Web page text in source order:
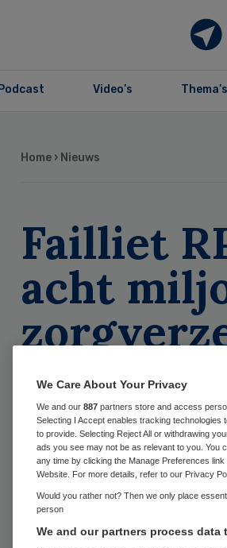
Podcast Video’s Thema’s
Home › Nieuws
Failliet
acht
Skipr Redactie 24
We Care About Your Privacy
We and our 887 partners store and access
Selecting I Accept enables tracking
to provide. Selecting Reject All or withdrawing
ads you see may not be as relevant to you. You
any time by clicking the Manage Preferences
Website. For more details, refer to our Privacy
Would you rather not? Then we only place
person
We and our partners process data